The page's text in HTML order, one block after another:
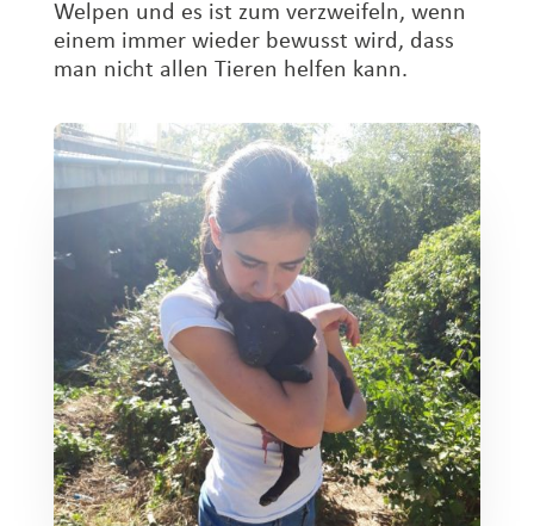
Welpen und es ist zum verzweifeln, wenn
einem immer wieder bewusst wird, dass
man nicht allen Tieren helfen kann.